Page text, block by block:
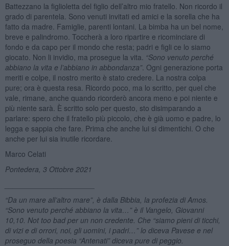
Battezzano la figlioletta del figlio dell’altro mio fratello. Non ricordo il
grado di parentela. Sono venuti invitati ed amici e la sorella che ha
fatto da madre. Famiglie, parenti lontani. La bimba ha un bel nome,
breve e palindromo. Toccherà a loro ripartire e ricominciare di
fondo e da capo per il mondo che resta; padri e figli ce lo siamo
giocato. Non li invidio, ma prosegue la vita. “Sono venuto perché
abbiano la vita e l’abbiano in abbondanza”. Ogni generazione porta
meriti e colpe, il nostro merito è stato credere. La nostra colpa
pure; ora è questa resa. Ricordo poco, ma lo scritto, per quel che
vale, rimane, anche quando ricorderò ancora meno e poi niente e
più niente sarà. È scritto solo per questo, sto disimparando a
parlare: spero che il fratello più piccolo, che è già uomo e padre, lo
legga e sappia che fare. Prima che anche lui si dimentichi. O che
anche per lui sia inutile ricordare.
Marco Celati
Pontedera, 3 Ottobre 2021
“Da un mare all’altro mare”, è dalla Bibbia, la profezia di Amos.
“Sono venuto perché abbiano la vita…” è il Vangelo, Giovanni
10,10. Not too bad per un non credente. Che “siamo pieni di ticchi,
di vizi e di orrori, noi, gli uomini, i padri…” lo diceva Pavese e nel
proseguo della poesia “Antenati” diceva pure di peggio.